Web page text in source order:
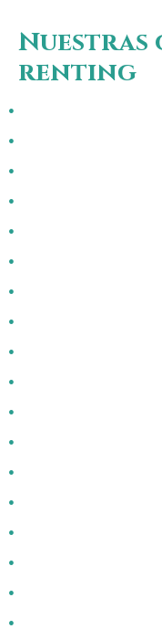
Nuestras
renting